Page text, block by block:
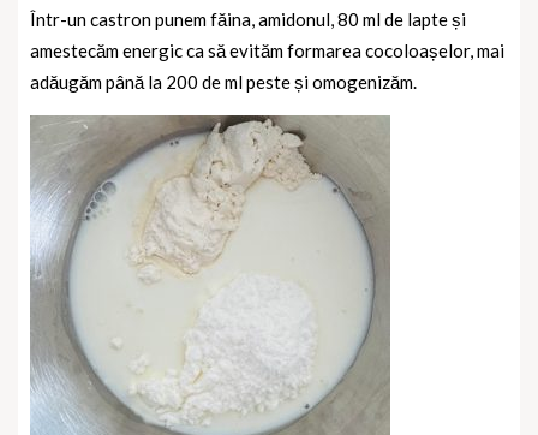
Într-un castron punem făina, amidonul, 80 ml de lapte și
amestecăm energic ca să evităm formarea cocoloașelor, mai
adăugăm până la 200 de ml peste și omogenizăm.